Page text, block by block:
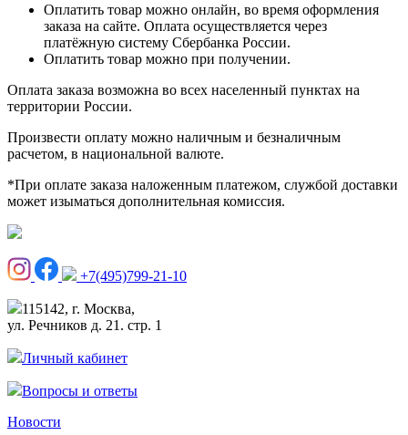
Оплатить товар можно онлайн, во время оформления
заказа на сайте. Оплата осуществляется через
платёжную систему Сбербанка России.
Оплатить товар можно при получении.
Оплата заказа возможна во всех населенный пунктах на
территории России.
Произвести оплату можно наличным и безналичным
расчетом, в национальной валюте.
*При оплате заказа наложенным платежом, службой доставки
может изыматься дополнительная комиссия.
+7(495)799-21-10
115142, г. Москва,
ул. Речников д. 21. стр. 1
Личный кабинет
Вопросы и ответы
Новости